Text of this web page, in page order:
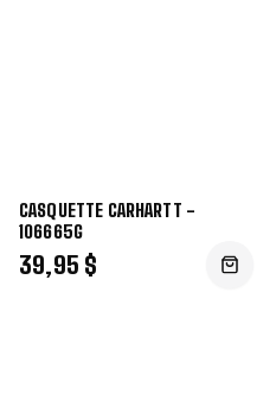
CASQUETTE CARHARTT -
106665G
39,95 $